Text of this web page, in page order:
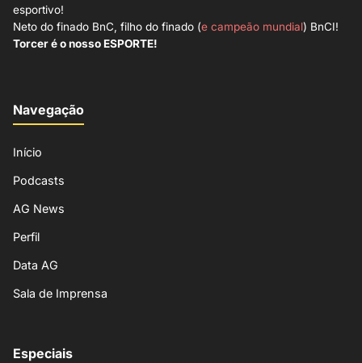
esportivo!
Neto do finado BnC, filho do finado (e campeão mundial) BnCI!
Torcer é o nosso ESPORTE!
Navegação
Início
Podcasts
AG News
Perfil
Data AG
Sala de Imprensa
Especiais